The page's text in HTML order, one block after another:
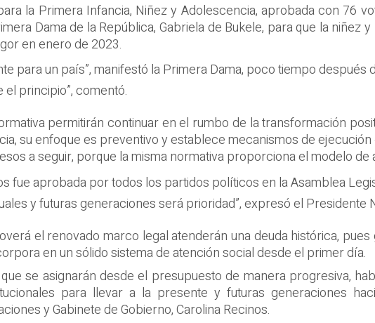
la Primera Infancia, Niñez y Adolescencia, aprobada con 76
Dama de la República, Gabriela de Bukele, para que la niñez
en enero de 2023.
para un país”, manifestó la Primera Dama, poco tiempo
principio”, comentó.
permitirán continuar en el rumbo de la transformación
su enfoque es preventivo y establece mecanismos de
a seguir, porque la misma normativa proporciona el modelo de
fue aprobada por todos los partidos políticos en la Asamblea
y futuras generaciones será prioridad”, expresó el Presidente
el renovado marco legal atenderán una deuda histórica,
en un sólido sistema de atención social desde el primer día.
se asignarán desde el presupuesto de manera progresiva,
para llevar a la presente y futuras generaciones
y Gabinete de Gobierno, Carolina Recinos.